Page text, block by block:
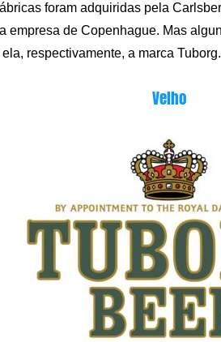
foram adquiridas pela
empresa de Copenhague. Mas
respectivamente, a marca Tuborg.
Velho